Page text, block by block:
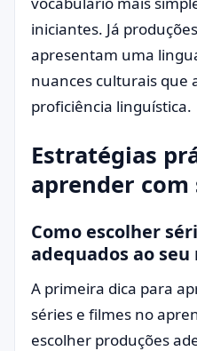
iniciantes. Já
apresentam uma
nuances culturais que
proficiência linguística.
Estratégias
aprender
Como escolher
adequados ao seu
A primeira dica para
séries e filmes no
escolher produções